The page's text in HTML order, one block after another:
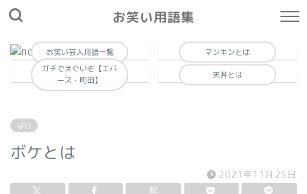
お笑い用語集
お笑い芸人用語一覧
マンキンとは
ガチでえぐいぞ【エバ
ース・町田】
天丼とは
は行
ボケとは
2021年11月25日